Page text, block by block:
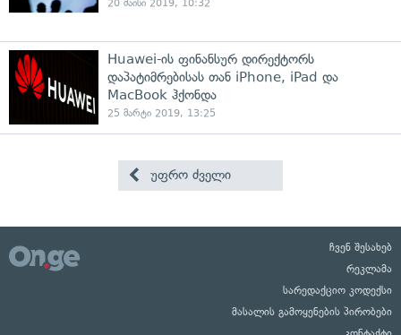
20 მაისი 2019, 10:32
Huawei-ის ფინანსურ დირექტორს
დაპატიმრებისას თან iPhone, iPad და
MacBook ჰქონდა
25 მარტი 2019, 13:25
უფრო ძველი
ჩვენ შესახებ
რეკლამა
სარედაქციო კოდექსი
მასალის გამოყენების პირობები